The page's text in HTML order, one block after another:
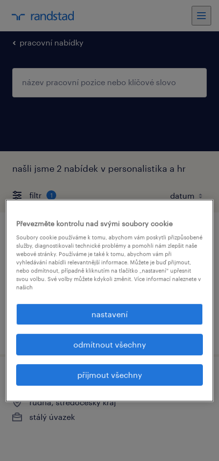
pracovní nabídky
našli jsme 2 nabídek v personalistika a hr
filtr 1
personalista/ka
jihlava, kraj vysočina
stálý úvazek
35,000 - 40,000 Kč za měsíc
uveřejněno 28 července 2026
rudná, středočeský kraj
stálý úvazek
Převezměte kontrolu nad svými soubory cookie
Soubory cookie používáme k tomu, abychom vám poskytli přizpůsobené
služby, diagnostikovali technické problémy a pomohli nám zlepšit naše
webové stránky. Používáme je také k tomu, abychom vám při
vyhledávání nabídli relevantnější informace. Můžete je buď přijmout,
nebo odmítnout, případně kliknutím na tlačítko „nastavení“ upřesnit
svou volbu. Své volby můžete kdykoli změnit. Více informací naleznete v
našich
nastavení
odmítnout všechny
přijmout všechny